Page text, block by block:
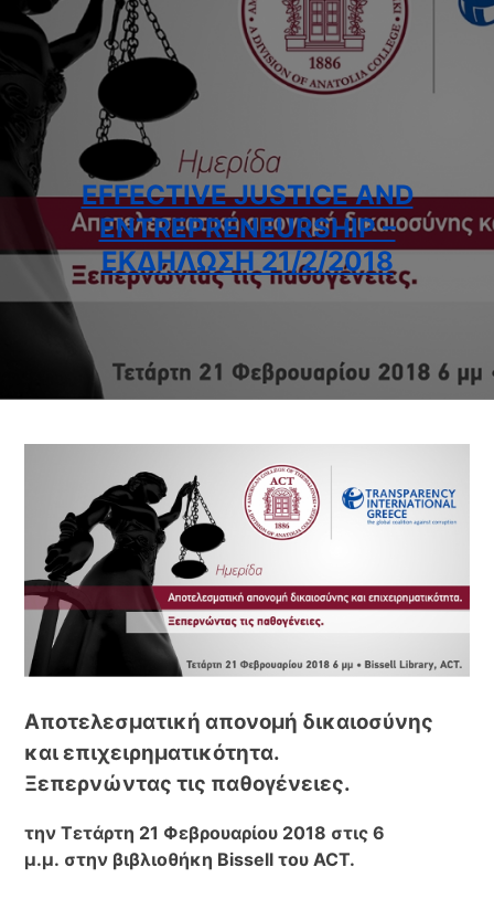
EFFECTIVE JUSTICE AND
ENTREPRENEURSHIP –
ΕΚΔΉΛΩΣΗ 21/2/2018
Αποτελεσματική απονομή δικαιοσύνης
και επιχειρηματικότητα.
Ξεπερνώντας τις παθογένειες.
την Τετάρτη 21 Φεβρουαρίου 2018 στις 6
μ.μ. στην βιβλιοθήκη Bissell του ACT.